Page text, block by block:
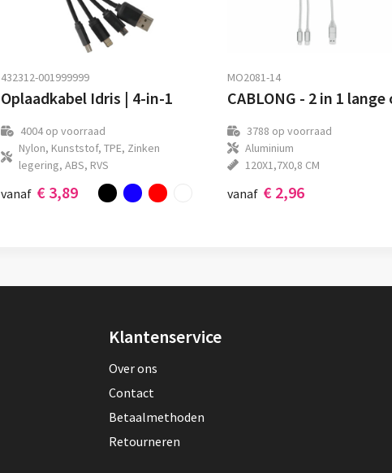
432312-001999999
Oplaadkabel Idris | 4-in-1
4004op voorraad
Nylon, Kunststof, TPE, Zinken
legering, ABS, RVS
vanaf € 3,89
MO2081-14
3788 op voorraad
Aluminium
120X1,7X0,8 CM
vanaf € 2,96
Klantenservice
Over ons
Contact
Betaalmethoden
Retourneren